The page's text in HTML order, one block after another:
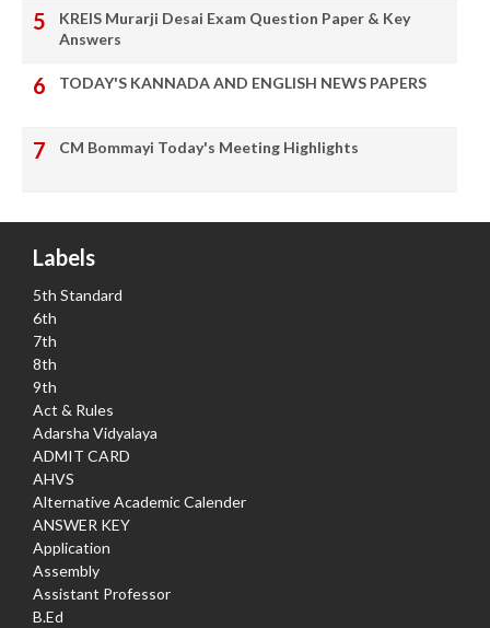
KREIS Murarji Desai Exam Question Paper & Key
Answers
TODAY'S KANNADA AND ENGLISH NEWS PAPERS
CM Bommayi Today's Meeting Highlights
Labels
5th Standard
6th
7th
8th
9th
Act & Rules
Adarsha Vidyalaya
ADMIT CARD
AHVS
Alternative Academic Calender
ANSWER KEY
Application
Assembly
Assistant Professor
B.Ed